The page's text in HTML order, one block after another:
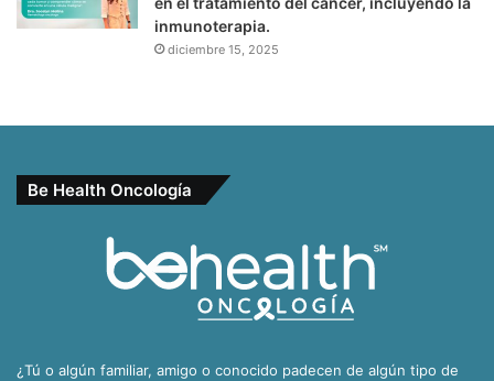
inmunoterapia.
diciembre 15, 2025
Be Health Oncología
¿Tú o algún familiar, amigo o conocido padecen de algún tipo de